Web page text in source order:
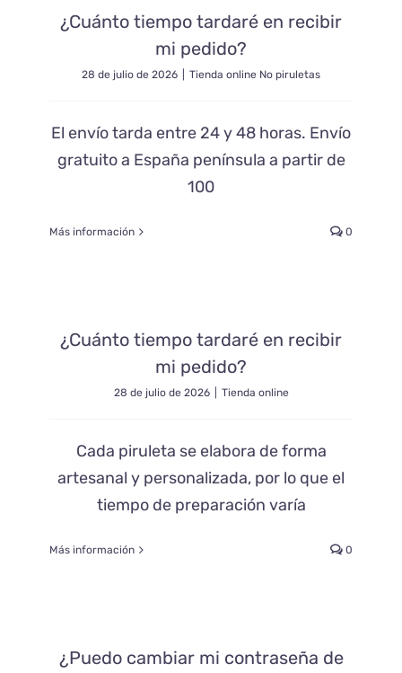
Contacto
¿Cuánto tiempo tardaré en recibir
mi pedido?
28 de julio de 2026 Tienda online No piruletas
El envío tarda entre 24 y 48 horas. Envío
gratuito a España península a partir de
100
Más información 0
¿Cuánto tiempo tardaré en recibir
mi pedido?
28 de julio de 2026 Tienda online
Cada piruleta se elabora de forma
artesanal y personalizada, por lo que el
tiempo de preparación varía
Más información 0
¿Puedo cambiar mi contraseña de